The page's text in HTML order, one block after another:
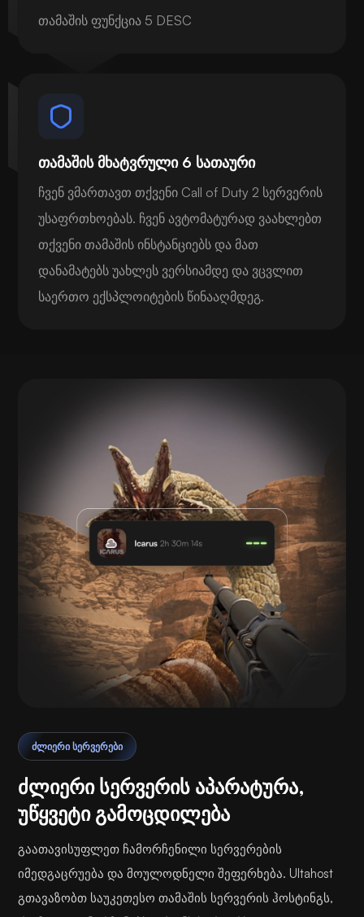
თამაშის ფუნქცია 5 DESC
თამაშის მხატვრული 6 სათაური
ჩვენ ვმართავთ თქვენი Call of Duty 2 სერვერის
უსაფრთხოებას. ჩვენ ავტომატურად ვაახლებთ
თქვენი თამაშის ინსტანციებს და მათ
დანამატებს უახლეს ვერსიამდე და ვცვლით
საერთო ექსპლოიტების წინააღმდეგ.
ᲫᲚᲘᲔᲠᲘ ᲡᲔᲠᲕᲔᲠᲔᲑᲘ
ძლიერი სერვერის აპარატურა,
უწყვეტი გამოცდილება
გაათავისუფლეთ ჩამორჩენილი სერვერების
იმედგაცრუება და მოულოდნელი შეფერხება. Ultahost
გთავაზობთ საუკეთესო თამაშის სერვერის ჰოსტინგს,